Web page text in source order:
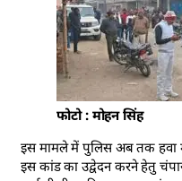
फोटो : मोहन सिंह
इस मामले में पुलिस अब तक हवा
इस कांड का उद्वेदन करने हेतु